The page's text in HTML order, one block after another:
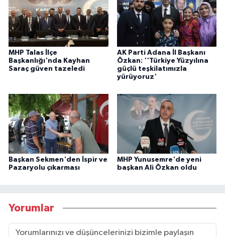
MHP Talas İlçe
Başkanlığı'nda Kayhan
Saraç güven tazeledi
AK Parti Adana İl Başkanı
Özkan: ''Türkiye Yüzyılına
güçlü teşkilatımızla
yürüyoruz'
Başkan Sekmen'den İspir ve
Pazaryolu çıkarması
MHP Yunusemre'de yeni
başkan Ali Özkan oldu
Yorumlar